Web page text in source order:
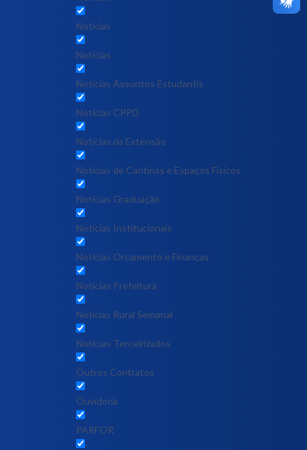
Notícias
Notícias
Notícias Assuntos Estudantis
Notícias CPPD
Notícias da Extensão
Notícias de Cantinas e Espaços Físicos
Notícias Graduação
Notícias Institucionais
Notícias Orçamento e Finanças
Notícias Prefeitura
Notícias Rural Semanal
Notícias Terceirizados
Outros Contratos
Ouvidoria
PARFOR